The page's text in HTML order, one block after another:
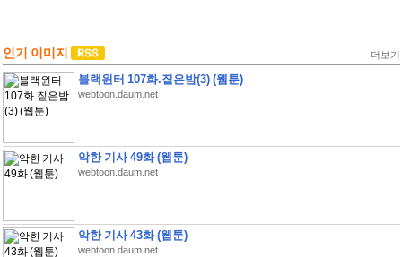
인기 이미지 더보기
블랙윈터 107화.짙은밤(3) (웹툰)
webtoon.daum.net
악한 기사 49화 (웹툰)
webtoon.daum.net
악한 기사 43화 (웹툰)
webtoon.daum.net